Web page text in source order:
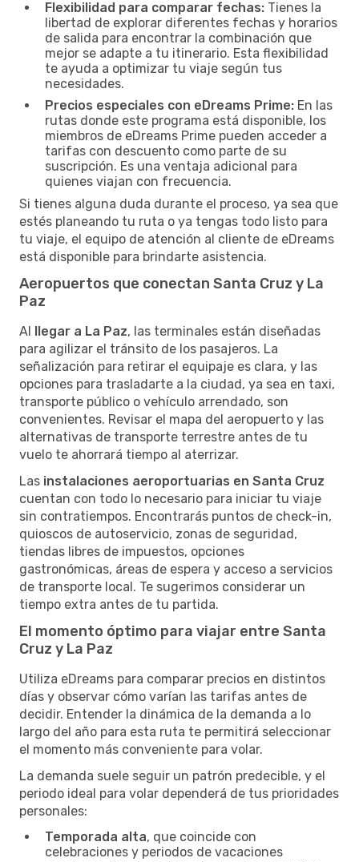
Flexibilidad para comparar fechas: Tienes la
libertad de explorar diferentes fechas y horarios
de salida para encontrar la combinación que
mejor se adapte a tu itinerario. Esta flexibilidad
te ayuda a optimizar tu viaje según tus
necesidades.
Precios especiales con eDreams Prime: En las
rutas donde este programa está disponible, los
miembros de eDreams Prime pueden acceder a
tarifas con descuento como parte de su
suscripción. Es una ventaja adicional para
quienes viajan con frecuencia.
Si tienes alguna duda durante el proceso, ya sea que
estés planeando tu ruta o ya tengas todo listo para
tu viaje, el equipo de atención al cliente de eDreams
está disponible para brindarte asistencia.
Aeropuertos que conectan Santa Cruz y La
Paz
Al llegar a La Paz, las terminales están diseñadas
para agilizar el tránsito de los pasajeros. La
señalización para retirar el equipaje es clara, y las
opciones para trasladarte a la ciudad, ya sea en taxi,
transporte público o vehículo arrendado, son
convenientes. Revisar el mapa del aeropuerto y las
alternativas de transporte terrestre antes de tu
vuelo te ahorrará tiempo al aterrizar.
Las instalaciones aeroportuarias en Santa Cruz
cuentan con todo lo necesario para iniciar tu viaje
sin contratiempos. Encontrarás puntos de check-in,
quioscos de autoservicio, zonas de seguridad,
tiendas libres de impuestos, opciones
gastronómicas, áreas de espera y acceso a servicios
de transporte local. Te sugerimos considerar un
tiempo extra antes de tu partida.
El momento óptimo para viajar entre Santa
Cruz y La Paz
Utiliza eDreams para comparar precios en distintos
días y observar cómo varían las tarifas antes de
decidir. Entender la dinámica de la demanda a lo
largo del año para esta ruta te permitirá seleccionar
el momento más conveniente para volar.
La demanda suele seguir un patrón predecible, y el
periodo ideal para volar dependerá de tus prioridades
personales:
Temporada alta, que coincide con
celebraciones y periodos de vacaciones